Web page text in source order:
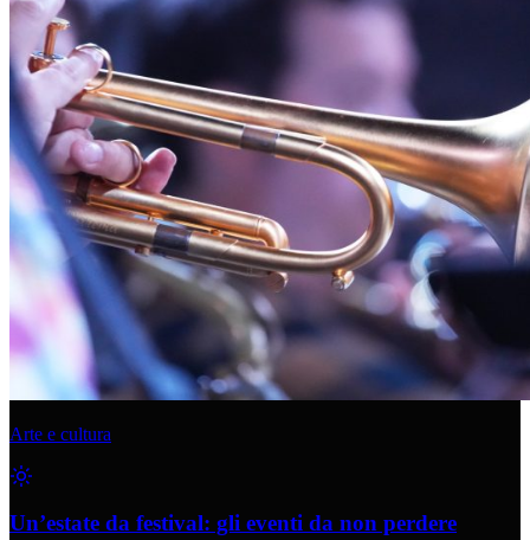
Arte e cultura
Un’estate da festival: gli eventi da non perdere